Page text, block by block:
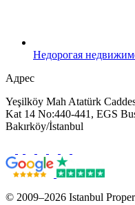
Недорогая
Адрес
Yeşilköy Mah Atatürk
Kat 14 No:440-441, EGS
Bakırköy/İstanbul
© 2009–2026 Istanbul